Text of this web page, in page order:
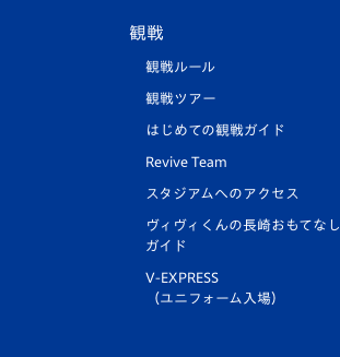
観戦
観戦ルール
観戦ツアー
はじめての観戦ガイド
Revive Team
スタジアムへのアクセス
ヴィヴィくんの長崎おもてなし
ガイド
V-EXPRESS
（ユニフォーム入場）